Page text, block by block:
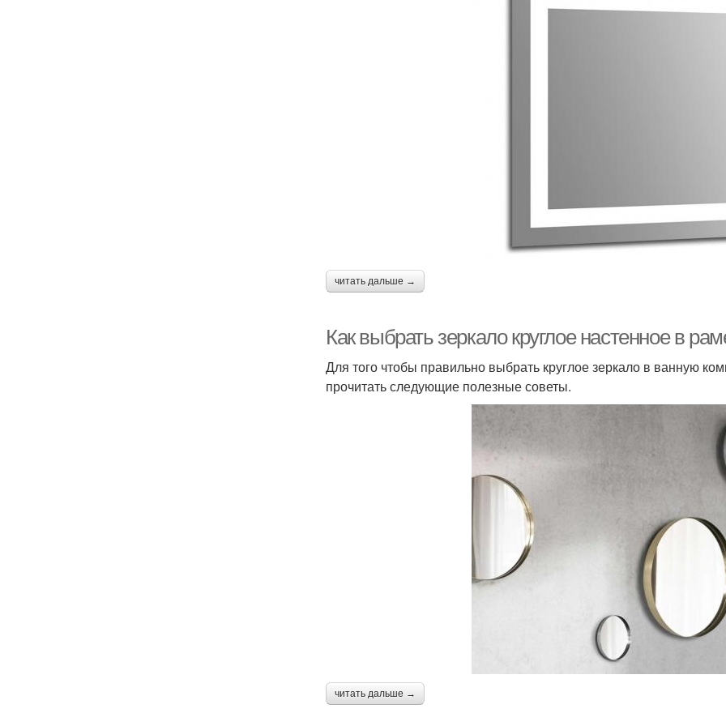
читать дальше →
Как выбрать зеркало круглое настенное в
Для того чтобы правильно выбрать круглое зеркало в ванную
прочитать следующие полезные советы.
читать дальше →